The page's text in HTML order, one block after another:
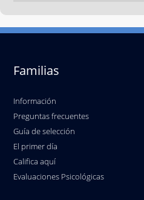
Familias
Información
Preguntas frecuentes
Guía de selección
El primer día
Califica aquí
Evaluaciones Psicológicas